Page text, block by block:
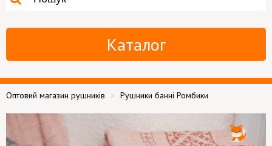
Каталог
Оптовий магазин рушників Рушники банні Ромбики